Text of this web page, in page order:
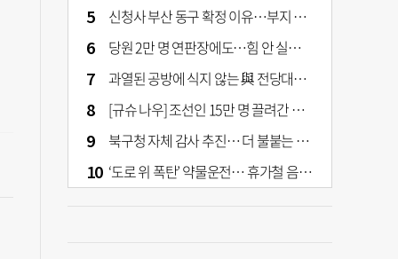
신청사 부산 동구 확정 이유…부지 용이성·접근성·집적 가능성이 운명 갈랐다 [해수부 북항 시대]
당원 2만 명 연판장에도…힘 안 실리는 ‘장동혁 사퇴’ 공세
과열된 공방에 식지 않는 與 전당대회… 호남·수도권 집중하는 후보들
[규슈 나우] 조선인 15만 명 끌려간 치쿠호 탄광… 대를 이은 진실 캐기
북구청 자체 감사 추진… 더 불붙는 북구 신청사 갈등
‘도로 위 폭탄’ 약물운전… 휴가철 음주와 병행 단속 [교통안전, 시민이 만든다]